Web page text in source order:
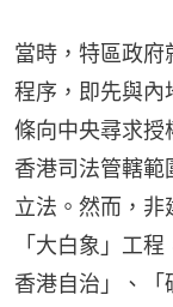
當時，特區政府
程序，即先與內
條向中央尋求授
香港司法管轄
立法。然而，非
「大白象」工
香港自治」、「